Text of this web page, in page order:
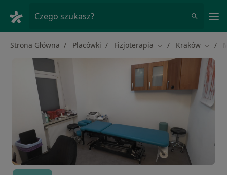
Czego szukasz?
Strona Główna Placówki Fizjoterapia Zmień miasto
Kraków